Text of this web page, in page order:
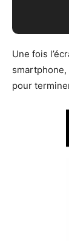
Une fois
pour